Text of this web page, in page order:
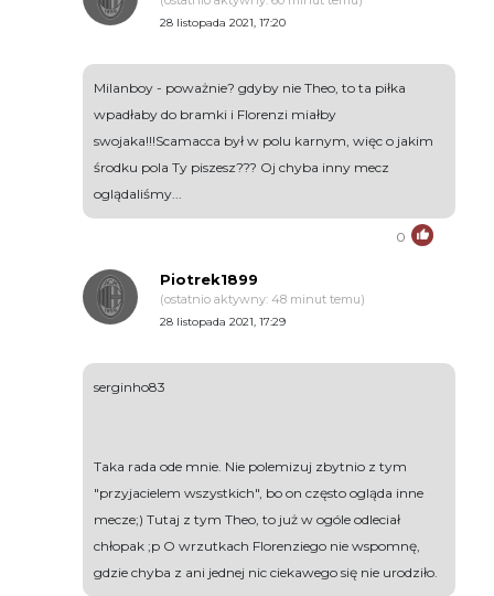
28 listopada 2021, 17:20
Milanboy - poważnie? gdyby nie Theo, to ta piłka
wpadłaby do bramki i Florenzi miałby
swojaka!!!Scamacca był w polu karnym, więc o jakim
środku pola Ty piszesz??? Oj chyba inny mecz
oglądaliśmy...
0
Piotrek1899
(ostatnio aktywny: 48 minut temu)
28 listopada 2021, 17:29
serginho83
Taka rada ode mnie. Nie polemizuj zbytnio z tym
"przyjacielem wszystkich", bo on często ogląda inne
mecze;) Tutaj z tym Theo, to już w ogóle odleciał
chłopak ;p O wrzutkach Florenziego nie wspomnę,
gdzie chyba z ani jednej nic ciekawego się nie urodziło.